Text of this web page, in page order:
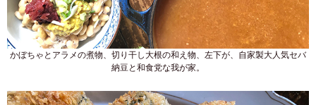
かぼちゃとアラメの煮物、切り干し大根の和え物、左下が、自家製大人気セバ
納豆と和食党な我が家。